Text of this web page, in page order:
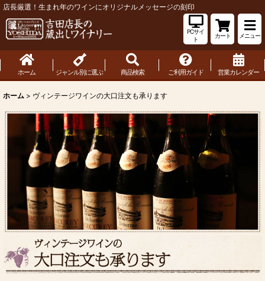
店長厳選！生まれ年のワインにオリジナルメッセージの刻印
PCサイ
ト
カート メニュー
ホーム ジャンル別に選ぶ 商品検索 ご利用ガイド 営業カレンダー
ホーム > ヴィンテージワインの大口注文も承ります